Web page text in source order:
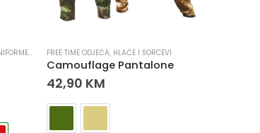
, UGOSTITELJSTVO
FREE TIME ODJEĆA, HLAČE I ŠORCEVI
Camouflage Pantalone
42,90 KM